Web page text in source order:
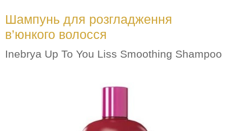
Шампунь для розгладження
в’юнкого волосся
Inebrya Up To You Liss Smoothing Shampoo